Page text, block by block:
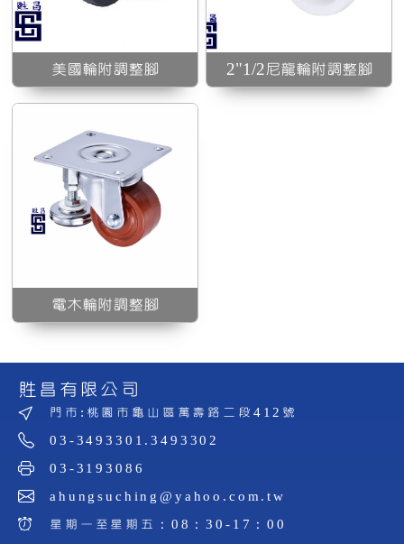
美國輪附調整腳 2"1/2尼龍輪附調整腳
電木輪附調整腳
貹昌有限公司
門市:桃園市龜山區萬壽路二段412號
03-3493301.3493302
03-3193086
ahungsuching@yahoo.com.tw
星期一至星期五：08：30-17：00